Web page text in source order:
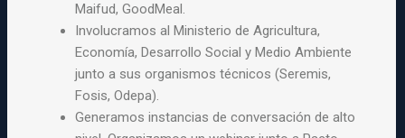
Maifud, GoodMeal.
Involucramos al Ministerio de Agricultura,
Economía, Desarrollo Social y Medio Ambiente
junto a sus organismos técnicos (Seremis,
Fosis, Odepa).
Generamos instancias de conversación de alto